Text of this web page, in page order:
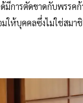
มีการตัดขาดกับพรรค
ให้บุคคลซึ่งไม่ใช่สม